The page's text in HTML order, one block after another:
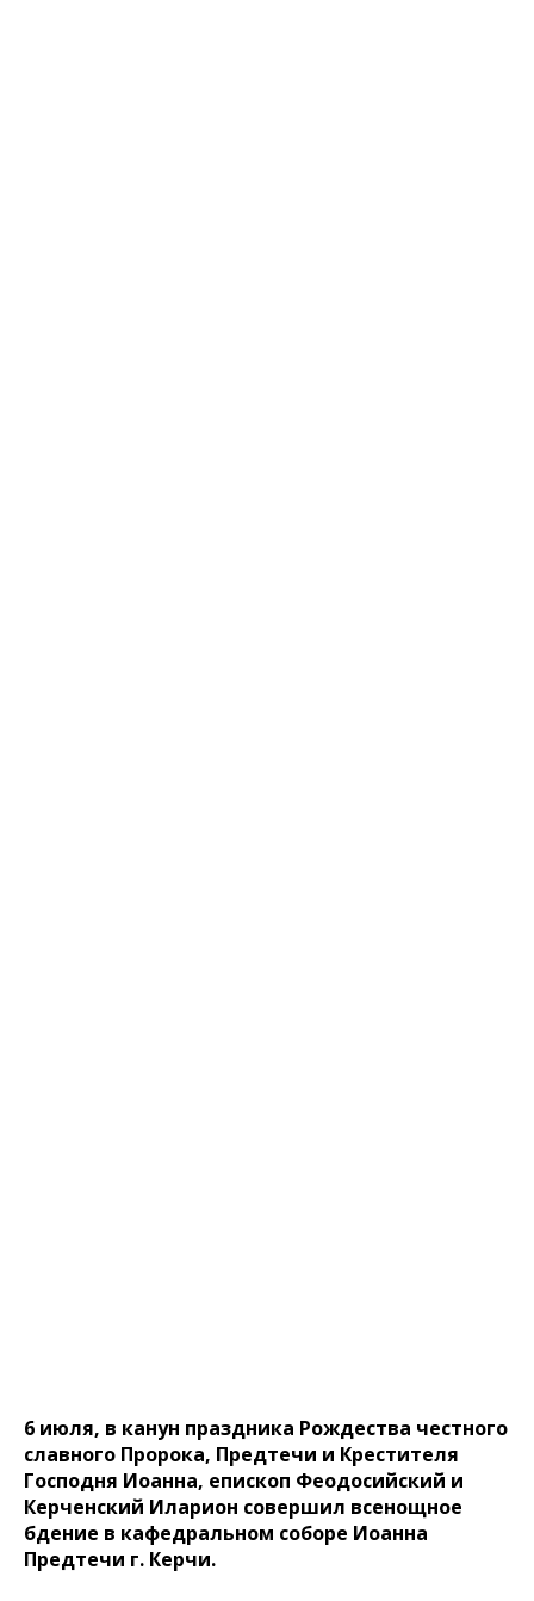
6 июля, в канун праздника Рождества честного
славного Пророка, Предтечи и Крестителя
Господня Иоанна, епископ Феодосийский и
Керченский Иларион совершил всенощное
бдение в кафедральном соборе Иоанна
Предтечи г. Керчи.